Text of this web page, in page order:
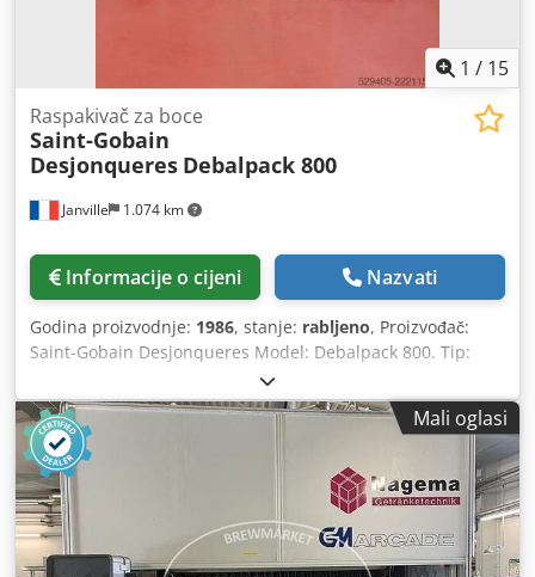
1 / 15
Janville 1.074 km
Raspakivač za boce
Saint-Gobain
Desjonqueres Debalpack 800
Informacije o cijeni Nazvati
Godina proizvodnje: 1986, stanje: rabljeno, Proizvođač:
Saint-Gobain Desjonqueres Model: Debalpack 800. Tip:
Stroj za raspakiranje boca ispod folije. Godina: 1986.
Akumulacijski stol Saint Gobain Automatsko unošenje
paketa Automatsko otvaranje paketa Automatski prijenos
boca Automatsko uklanjanje folije Djdpozg I Utjfx Akkjck
Automatsko izbacivanje folije Povijest, dokumentacija i
električne sheme dostupni.
Mali oglasi